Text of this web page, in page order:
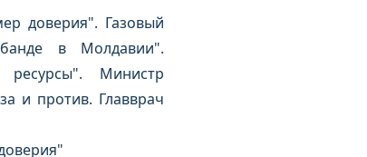
доверия". Газовый
в Молдавии".
ресурсы". Министр
и против. Главврач